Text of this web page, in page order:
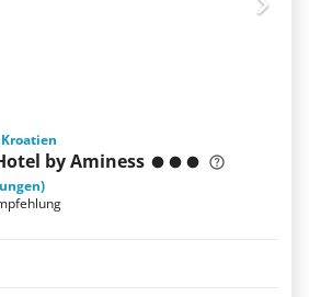
by Aminess